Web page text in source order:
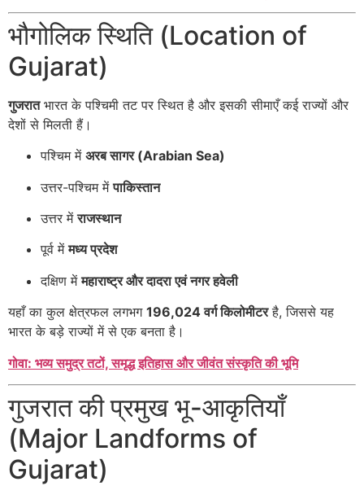
भौगोलिक स्थिति (Location of
Gujarat)
गुजरातभारत के पश्चिमी तट पर स्थित है और इसकी सीमाएँ कई राज्यों और
देशों से मिलती हैं।
पश्चिम में अरब सागर (Arabian Sea)
उत्तर-पश्चिम मेंपाकिस्तान
उत्तर मेंराजस्थान
पूर्व मेंमध्य प्रदेश
दक्षिण मेंमहाराष्ट्र और दादरा एवं नगर हवेली
यहाँ का कुल क्षेत्रफल लगभग 196,024 वर्ग किलोमीटरहै, जिससे यह
भारत के बड़े राज्यों में से एक बनता है।
गोवा: भव्य समुद्र तटों, समृद्ध इतिहास और जीवंत संस्कृति की भूमि
गुजरात की प्रमुख भू-आकृतियाँ
(Major Landforms of
Gujarat)